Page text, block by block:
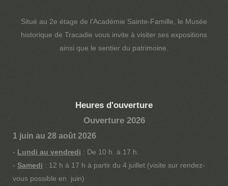
Situé au 2e étage de l'Académie Sainte-Famille, le Musée
historique de Tracadie vous invite à visiter ses expositions
ainsi que le sentier du patrimoine.
Heures d'ouverture
Ouverture 2026
1 juin au 28 août 2026
- Lundi au vendredi : De 10 h. à 17 h.
- Samedi : 12 h à 17 h à partir du 4 juillet (visite sur rendez-
vous possible en juin)